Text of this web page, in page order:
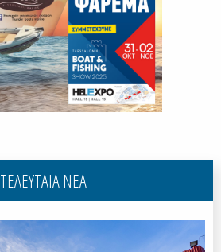
ΤΕΛΕΥΤΑΙΑ ΝΕΑ